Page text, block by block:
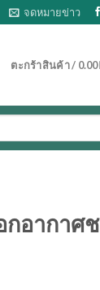
จดหมายข่าว
ตะกร้าสินค้า / 0.00
กอากาศ